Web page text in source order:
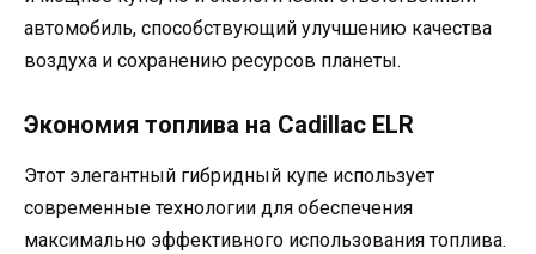
автомобиль, способствующий улучшению качества
воздуха и сохранению ресурсов планеты.
Экономия топлива на Cadillac ELR
Этот элегантный гибридный купе использует
современные технологии для обеспечения
максимально эффективного использования топлива.